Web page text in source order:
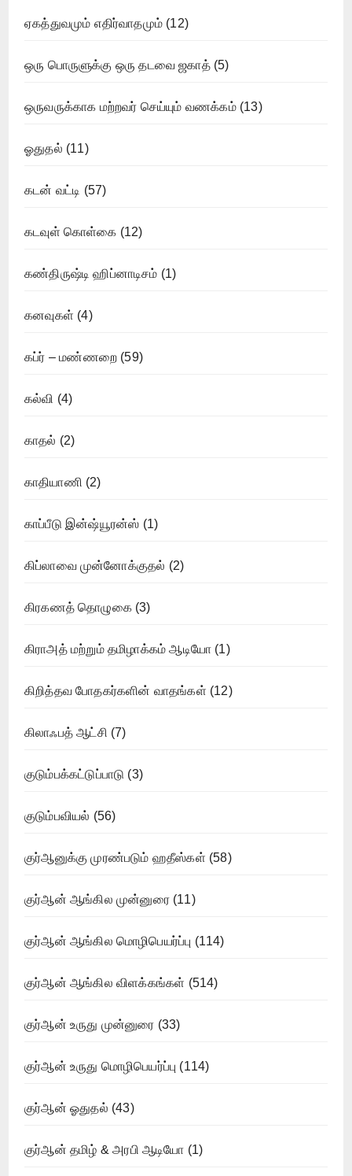
ஏகத்துவமும் எதிர்வாதமும் (12)
ஒரு பொருளுக்கு ஒரு தடவை ஜகாத்(5)
ஒருவருக்காக மற்றவர் செய்யும் வணக்கம்(13)
ஓதுதல் (11)
கடன் வட்டி (57)
கடவுள் கொள்கை (12)
கண்திருஷ்டி ஹிப்னாடிசம் (1)
கனவுகள் (4)
கப்ர் – மண்ணறை (59)
கல்வி (4)
காதல் (2)
காதியாணி (2)
காப்பீடு இன்ஷ்யூரன்ஸ் (1)
கிப்லாவை முன்னோக்குதல் (2)
கிரகணத் தொழுகை(3)
கிராஅத் மற்றும் தமிழாக்கம் ஆடியோ (1)
கிறித்தவ போதகர்களின் வாதங்கள் (12)
கிலாஃபத் ஆட்சி (7)
குடும்பக்கட்டுப்பாடு (3)
குடும்பவியல் (56)
குர்ஆனுக்கு முரண்படும் ஹதீஸ்கள் (58)
குர்ஆன் ஆங்கில முன்னுரை(11)
குர்ஆன் ஆங்கில மொழிபெயர்ப்பு (114)
குர்ஆன் ஆங்கில விளக்கங்கள் (514)
குர்ஆன் உருது முன்னுரை (33)
குர்ஆன் உருது மொழிபெயர்ப்பு (114)
குர்ஆன் ஓதுதல் (43)
குர்ஆன் தமிழ் & அரபி ஆடியோ (1)